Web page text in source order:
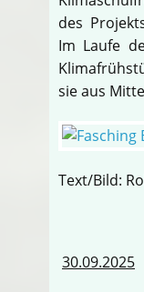
des
Im Laufe
sie aus
Text/Bild:
30.09.2025